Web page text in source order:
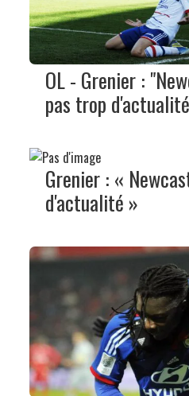
OL - Grenier :
pas trop
Grenier : «
d'actualité »